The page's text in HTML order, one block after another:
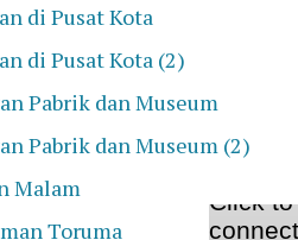
di Pusat Kota
di Pusat Kota (2)
Pabrik dan Museum
Pabrik dan Museum (2)
Malam
Toruma